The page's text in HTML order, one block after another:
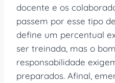
docente e os
passem por esse tipo
define um percentual
ser treinada, mas o
responsabilidade
preparados. Afinal,